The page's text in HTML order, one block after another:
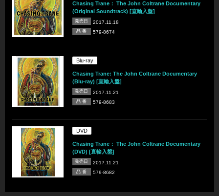
Chasing Trane： The John Coltrane Documentary
(Original Soundtrack) [直輸入盤]
発売日 2017.11.18
品 番 579-8674
Blu-ray
Chasing Trane: The John Coltrane Documentary
(Blu-ray) [直輸入盤]
発売日 2017.11.21
品 番 579-8683
DVD
Chasing Trane： The John Coltrane Documentary
(DVD) [直輸入盤]
発売日 2017.11.21
品 番 579-8682